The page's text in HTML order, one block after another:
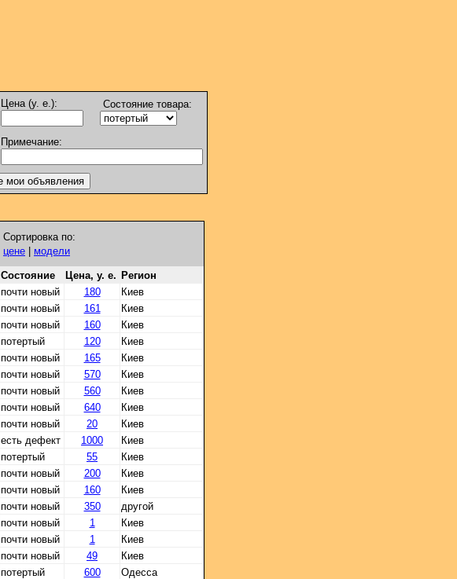
Цена (у. е.): Состояние товара:
Примечание:
Сортировка по:
цене
модели
Состояние Цена, у. е. Регион
почти новый 180
Киев
почти новый 161
Киев
почти новый 160
Киев
потертый 120
Киев
почти новый 165
Киев
почти новый 570
Киев
почти новый 560
Киев
почти новый 640
Киев
почти новый 20
Киев
есть дефект 1000
Киев
потертый 55
Киев
почти новый 200
Киев
почти новый 160
Киев
почти новый 350
другой
почти новый 1
Киев
почти новый 1
Киев
почти новый 49
Киев
потертый 600
Одесса